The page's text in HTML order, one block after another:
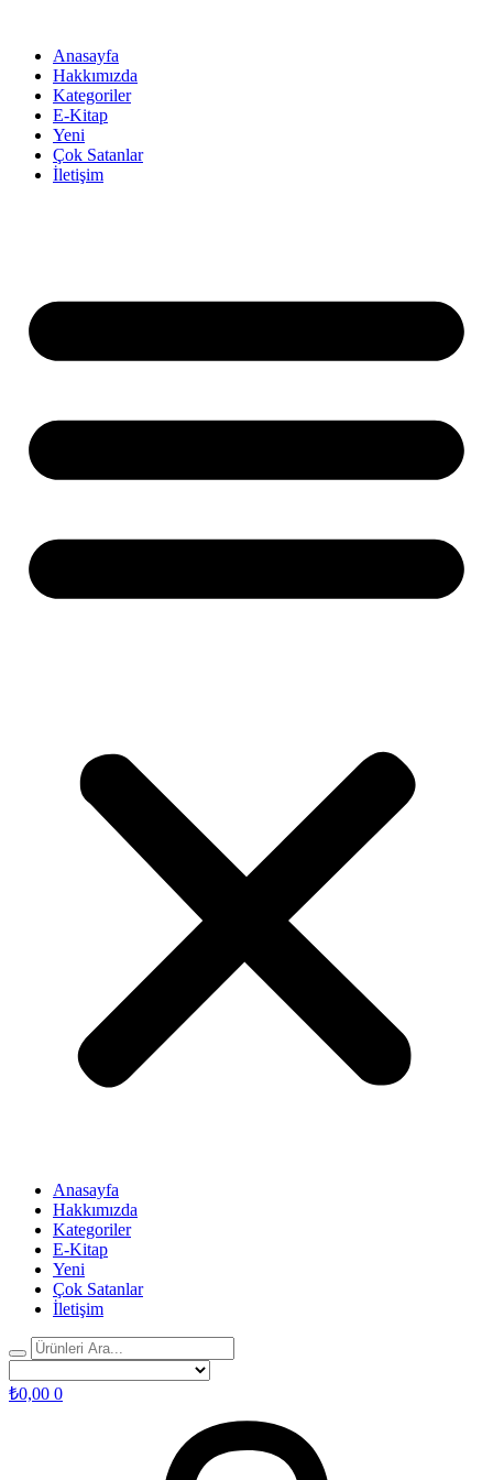
Anasayfa
Hakkımızda
Kategoriler
E-Kitap
Yeni
Çok Satanlar
İletişim
Anasayfa
Hakkımızda
Kategoriler
E-Kitap
Yeni
Çok Satanlar
İletişim
₺0,00 0